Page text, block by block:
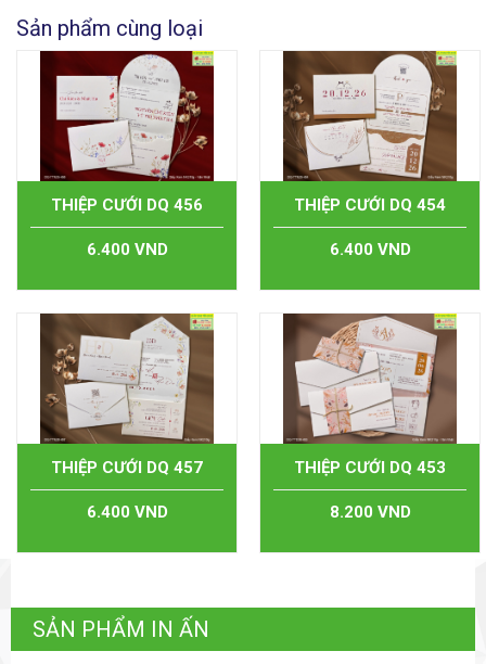
Sản phẩm cùng loại
THIỆP CƯỚI DQ 456
6.400 VND
THIỆP CƯỚI DQ 454
6.400 VND
THIỆP CƯỚI DQ 457
6.400 VND
THIỆP CƯỚI DQ 453
8.200 VND
SẢN PHẨM IN ẤN